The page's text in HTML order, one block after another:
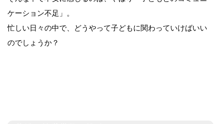
ケーション不足」。
忙しい日々の中で、どうやって子どもに関わっていけばいい
のでしょうか？